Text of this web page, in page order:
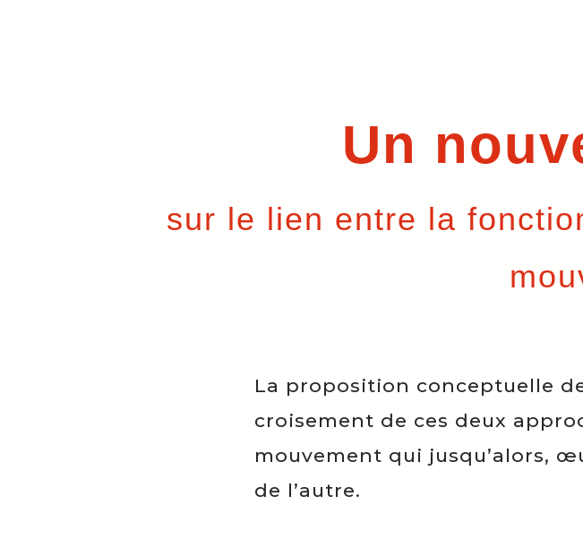
Un
sur le lien entre la
La proposition conceptuelle
croisement de ces deux
mouvement qui jusqu’alors,
de l’autre.